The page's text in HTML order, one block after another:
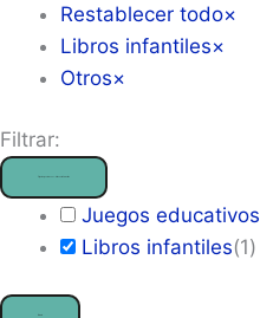
Restablecer todo×
Libros infantiles×
Otros×
Filtrar:
Juegos educativos
Libros infantiles(1)